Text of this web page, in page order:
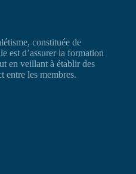
constituée de
est d’assurer la formation
en veillant à établir des
entre les membres.